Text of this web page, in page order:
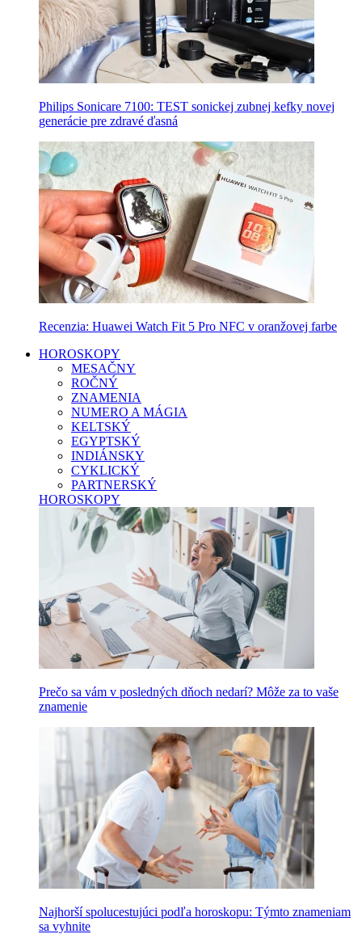
Philips Sonicare 7100: TEST sonickej zubnej kefky novej
generácie pre zdravé ďasná
Recenzia: Huawei Watch Fit 5 Pro NFC v oranžovej farbe
HOROSKOPY
MESAČNY
ROČNÝ
ZNAMENIA
NUMERO A MÁGIA
KELTSKÝ
EGYPTSKÝ
INDIÁNSKY
CYKLICKÝ
PARTNERSKÝ
HOROSKOPY
Prečo sa vám v posledných dňoch nedarí? Môže za to vaše
znamenie
Najhorší spolucestujúci podľa horoskopu: Týmto znameniam
sa vyhnite